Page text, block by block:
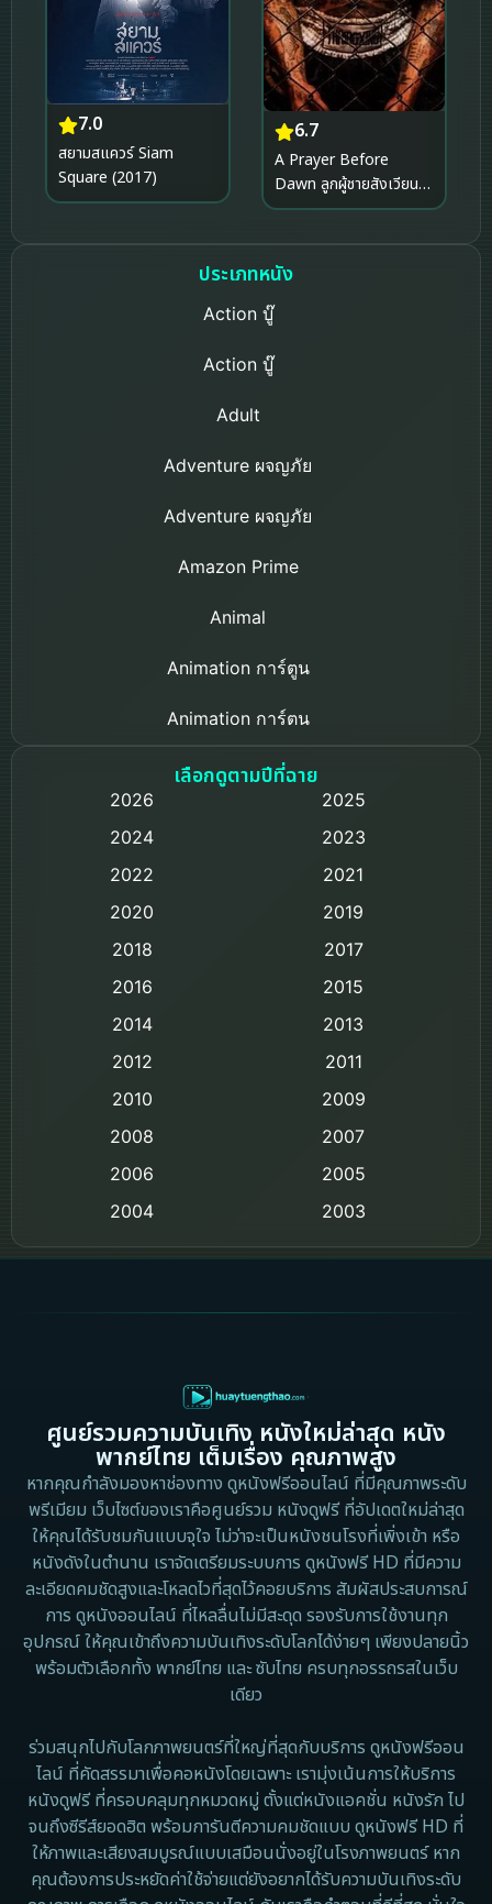
7.0
สยามสแควร์ Siam
Square (2017)
6.7
A Prayer Before
Dawn ลูกผู้ชายสังเวียน
เดือด (ซับไทย) (2018)
ประเภทหนัง
Action บู๊
Action บู๊
Adult
Adventure ผจญภัย
Adventure ผจญภัย
Amazon Prime
Animal
Animation การ์ตูน
Animation การ์ตูน
Based on a True Story เรื่องจริง
Detective สืบสวน
Disaster
Disney+
Documentary สารคดี
Documentary สารคดี
Drama ดราม่า
Drama ดราม่า
Dystopian
Emotional
Erotic
เลือกดูตามปีที่ฉาย
2026
2025
2024
2023
2022
2021
2020
2019
2018
2017
2016
2015
2014
2013
2012
2011
2010
2009
2008
2007
2006
2005
2004
2003
2002
2000
1983
1982
1971
1962
ศูนย์รวมความบันเทิง หนังใหม่ล่าสุด หนัง
พากย์ไทย เต็มเรื่อง คุณภาพสูง
หากคุณกำลังมองหาช่องทาง ดูหนังฟรีออนไลน์ ที่มีคุณภาพระดับ
พรีเมียม เว็บไซต์ของเราคือศูนย์รวม หนังดูฟรี ที่อัปเดตใหม่ล่าสุด
ให้คุณได้รับชมกันแบบจุใจ ไม่ว่าจะเป็นหนังชนโรงที่เพิ่งเข้า หรือ
หนังดังในตำนาน เราจัดเตรียมระบบการ ดูหนังฟรี HD ที่มีความ
ละเอียดคมชัดสูงและโหลดไวที่สุดไว้คอยบริการ สัมผัสประสบการณ์
การ ดูหนังออนไลน์ ที่ไหลลื่นไม่มีสะดุด รองรับการใช้งานทุก
อุปกรณ์ ให้คุณเข้าถึงความบันเทิงระดับโลกได้ง่ายๆ เพียงปลายนิ้ว
พร้อมตัวเลือกทั้ง พากย์ไทย และ ซับไทย ครบทุกอรรถรสในเว็บ
เดียว
ร่วมสนุกไปกับโลกภาพยนตร์ที่ใหญ่ที่สุดกับบริการ ดูหนังฟรีออน
ไลน์ ที่คัดสรรมาเพื่อคอหนังโดยเฉพาะ เรามุ่งเน้นการให้บริการ
หนังดูฟรี ที่ครอบคลุมทุกหมวดหมู่ ตั้งแต่หนังแอคชั่น หนังรัก ไป
จนถึงซีรีส์ยอดฮิต พร้อมการันตีความคมชัดแบบ ดูหนังฟรี HD ที่
ให้ภาพและเสียงสมบูรณ์แบบเสมือนนั่งอยู่ในโรงภาพยนตร์ หาก
คุณต้องการประหยัดค่าใช้จ่ายแต่ยังอยากได้รับความบันเทิงระดับ